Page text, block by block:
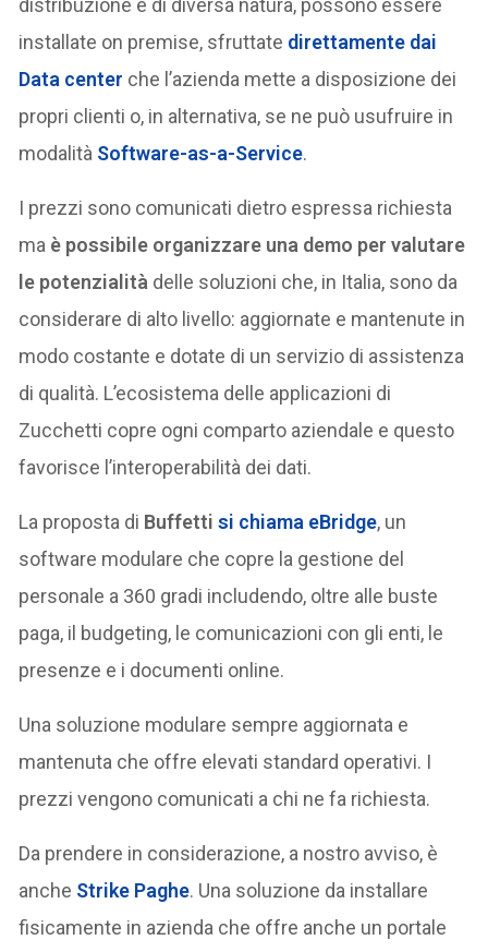
distribuzione è di diversa natura, possono essere
installate on premise, sfruttate direttamente dai
Data center che l’azienda mette a disposizione dei
propri clienti o, in alternativa, se ne può usufruire in
modalità Software-as-a-Service.
I prezzi sono comunicati dietro espressa richiesta
ma è possibile organizzare una demo per valutare
le potenzialità delle soluzioni che, in Italia, sono da
considerare di alto livello: aggiornate e mantenute in
modo costante e dotate di un servizio di assistenza
di qualità. L’ecosistema delle applicazioni di
Zucchetti copre ogni comparto aziendale e questo
favorisce l’interoperabilità dei dati.
La proposta di Buffetti si chiama eBridge, un
software modulare che copre la gestione del
personale a 360 gradi includendo, oltre alle buste
paga, il budgeting, le comunicazioni con gli enti, le
presenze e i documenti online.
Una soluzione modulare sempre aggiornata e
mantenuta che offre elevati standard operativi. I
prezzi vengono comunicati a chi ne fa richiesta.
Da prendere in considerazione, a nostro avviso, è
anche Strike Paghe. Una soluzione da installare
fisicamente in azienda che offre anche un portale